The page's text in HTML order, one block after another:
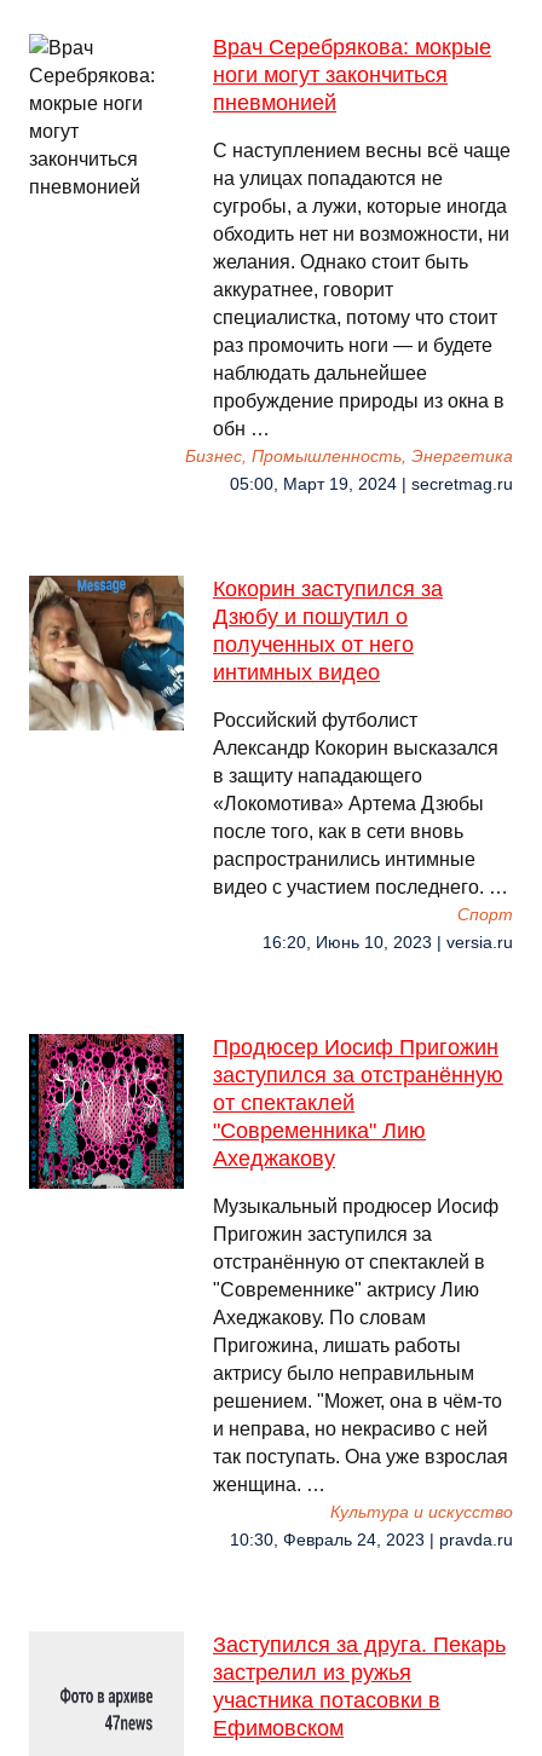
Врач Серебрякова: мокрые
ноги могут закончиться
пневмонией
С наступлением весны всё чаще
на улицах попадаются не
сугробы, а лужи, которые иногда
обходить нет ни возможности, ни
желания. Однако стоит быть
аккуратнее, говорит
специалистка, потому что стоит
раз промочить ноги — и будете
наблюдать дальнейшее
пробуждение природы из окна в
обн …
Бизнес, Промышленность, Энергетика
05:00, Март 19, 2024 | secretmag.ru
Кокорин заступился за
Дзюбу и пошутил о
полученных от него
интимных видео
Российский футболист
Александр Кокорин высказался
в защиту нападающего
«Локомотива» Артема Дзюбы
после того, как в сети вновь
распространились интимные
видео с участием последнего. …
Спорт
16:20, Июнь 10, 2023 | versia.ru
Продюсер Иосиф Пригожин
заступился за отстранённую
от спектаклей
"Современника" Лию
Ахеджакову
Музыкальный продюсер Иосиф
Пригожин заступился за
отстранённую от спектаклей в
"Современнике" актрису Лию
Ахеджакову. По словам
Пригожина, лишать работы
актрису было неправильным
решением. "Может, она в чём-то
и неправа, но некрасиво с ней
так поступать. Она уже взрослая
женщина. …
Культура и искусство
10:30, Февраль 24, 2023 | pravda.ru
Заступился за друга. Пекарь
застрелил из ружья
участника потасовки в
Ефимовском